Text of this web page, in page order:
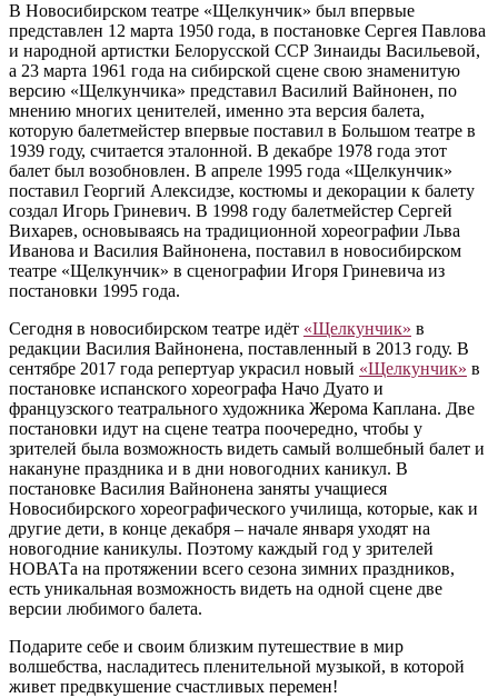
В Новосибирском театре «Щелкунчик» был впервые
представлен 12 марта 1950 года, в постановке Сергея Павлова
и народной артистки Белорусской ССР Зинаиды Васильевой,
а 23 марта 1961 года на сибирской сцене свою знаменитую
версию «Щелкунчика» представил Василий Вайнонен, по
мнению многих ценителей, именно эта версия балета,
которую балетмейстер впервые поставил в Большом театре в
1939 году, считается эталонной. В декабре 1978 года этот
балет был возобновлен. В апреле 1995 года «Щелкунчик»
поставил Георгий Алексидзе, костюмы и декорации к балету
создал Игорь Гриневич. В 1998 году балетмейстер Сергей
Вихарев, основываясь на традиционной хореографии Льва
Иванова и Василия Вайнонена, поставил в новосибирском
театре «Щелкунчик» в сценографии Игоря Гриневича из
постановки 1995 года.
Сегодня в новосибирском театре идёт «Щелкунчик» в
редакции Василия Вайнонена, поставленный в 2013 году. В
сентябре 2017 года репертуар украсил новый «Щелкунчик» в
постановке испанского хореографа Начо Дуато и
французского театрального художника Жерома Каплана. Две
постановки идут на сцене театра поочередно, чтобы у
зрителей была возможность видеть самый волшебный балет и
накануне праздника и в дни новогодних каникул. В
постановке Василия Вайнонена заняты учащиеся
Новосибирского хореографического училища, которые, как и
другие дети, в конце декабря – начале января уходят на
новогодние каникулы. Поэтому каждый год у зрителей
НОВАТа на протяжении всего сезона зимних праздников,
есть уникальная возможность видеть на одной сцене две
версии любимого балета.
Подарите себе и своим близким путешествие в мир
волшебства, насладитесь пленительной музыкой, в которой
живет предвкушение счастливых перемен!